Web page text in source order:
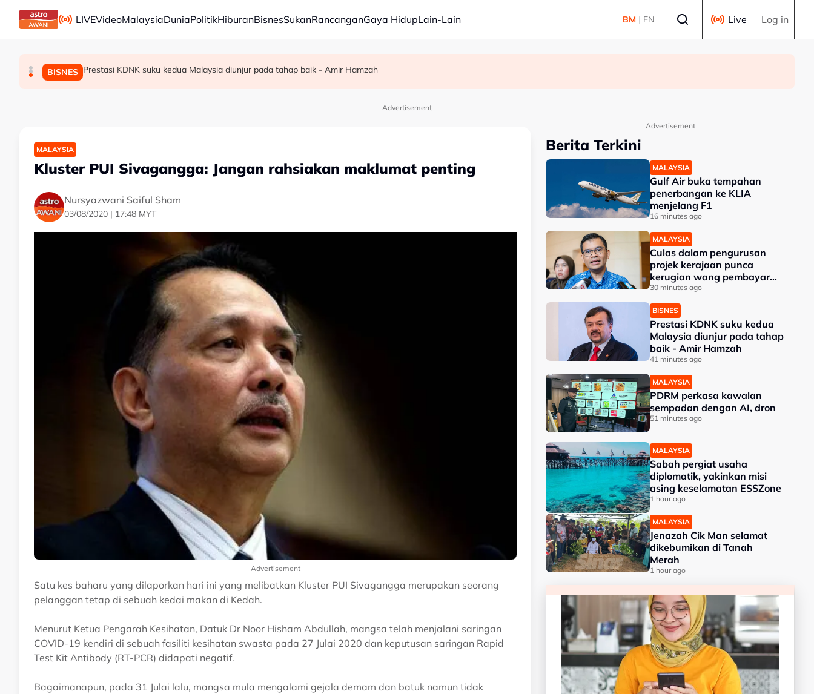
Skip to main content
LIVEVideoMalaysiaDuniaPolitikHiburanBisnesSukanRancanganGaya HidupLain-Lain BM | EN Live Log in
MALAYSIA Gulf Air buka tempahan penerbangan ke KLIA menjelang F1
MALAYSIA Culas dalam pengurusan projek kerajaan punca kerugian wang pembayar cukai - Akmal
BISNES Prestasi KDNK suku kedua Malaysia diunjur pada tahap baik - Amir Hamzah
Advertisement
MALAYSIA
Kluster PUI Sivagangga: Jangan rahsiakan maklumat penting
Nursyazwani Saiful Sham
03/08/2020 | 17:48 MYT
Advertisement
Satu kes baharu yang dilaporkan hari ini yang melibatkan Kluster PUI Sivagangga merupakan seorang
pelanggan tetap di sebuah kedai makan di Kedah.
Menurut Ketua Pengarah Kesihatan, Datuk Dr Noor Hisham Abdullah, mangsa telah menjalani saringan
COVID-19 kendiri di sebuah fasiliti kesihatan swasta pada 27 Julai 2020 dan keputusan saringan Rapid
Test Kit Antibody (RT-PCR) didapati negatif.
Bagaimanapun, pada 31 Julai lalu, mangsa mula mengalami gejala demam dan batuk namun tidak
Advertisement
Berita Terkini
MALAYSIA
Gulf Air buka tempahan
penerbangan ke KLIA
menjelang F1
16 minutes ago
MALAYSIA
Culas dalam pengurusan
projek kerajaan punca
kerugian wang pembayar
cukai - Akmal
30 minutes ago
BISNES
Prestasi KDNK suku kedua
Malaysia diunjur pada tahap
baik - Amir Hamzah
41 minutes ago
MALAYSIA
PDRM perkasa kawalan
sempadan dengan AI, dron
51 minutes ago
MALAYSIA
Sabah pergiat usaha
diplomatik, yakinkan misi
asing keselamatan ESSZone
1 hour ago
MALAYSIA
Jenazah Cik Man selamat
dikebumikan di Tanah
Merah
1 hour ago